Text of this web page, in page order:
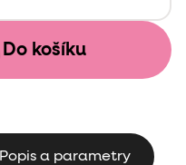
Do košíku
Popis a parametry